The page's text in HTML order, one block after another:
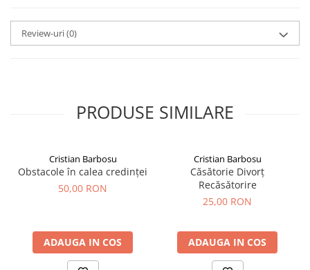
Review-uri(0)
PRODUSE SIMILARE
Cristian Barbosu
Obstacole în calea credinței
50,00 RON
ADAUGA IN COS
Cristian Barbosu
Căsătorie Divorț
Recăsătorire
25,00 RON
ADAUGA IN COS